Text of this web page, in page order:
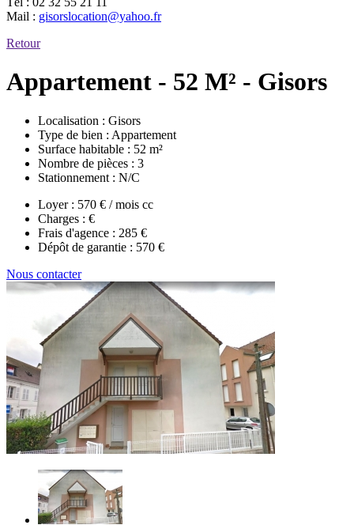
Mail : gisorslocation@yahoo.fr
Retour
Appartement - 52 M² - Gisors
Localisation : Gisors
Type de bien : Appartement
Surface habitable : 52 m²
Nombre de pièces : 3
Stationnement : N/C
Loyer : 570 € / mois cc
Charges : €
Frais d'agence : 285 €
Dépôt de garantie : 570 €
Nous contacter